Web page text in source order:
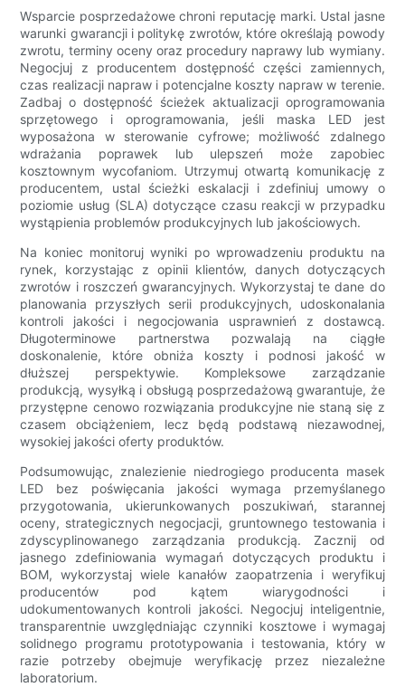
Wsparcie posprzedażowe chroni reputację marki. Ustal jasne
warunki gwarancji i politykę zwrotów, które określają powody
zwrotu, terminy oceny oraz procedury naprawy lub wymiany.
Negocjuj z producentem dostępność części zamiennych,
czas realizacji napraw i potencjalne koszty napraw w terenie.
Zadbaj o dostępność ścieżek aktualizacji oprogramowania
sprzętowego i oprogramowania, jeśli maska ​​LED jest
wyposażona w sterowanie cyfrowe; możliwość zdalnego
wdrażania poprawek lub ulepszeń może zapobiec
kosztownym wycofaniom. Utrzymuj otwartą komunikację z
producentem, ustal ścieżki eskalacji i zdefiniuj umowy o
poziomie usług (SLA) dotyczące czasu reakcji w przypadku
wystąpienia problemów produkcyjnych lub jakościowych.
Na koniec monitoruj wyniki po wprowadzeniu produktu na
rynek, korzystając z opinii klientów, danych dotyczących
zwrotów i roszczeń gwarancyjnych. Wykorzystaj te dane do
planowania przyszłych serii produkcyjnych, udoskonalania
kontroli jakości i negocjowania usprawnień z dostawcą.
Długoterminowe partnerstwa pozwalają na ciągłe
doskonalenie, które obniża koszty i podnosi jakość w
dłuższej perspektywie. Kompleksowe zarządzanie
produkcją, wysyłką i obsługą posprzedażową gwarantuje, że
przystępne cenowo rozwiązania produkcyjne nie staną się z
czasem obciążeniem, lecz będą podstawą niezawodnej,
wysokiej jakości oferty produktów.
Podsumowując, znalezienie niedrogiego producenta masek
LED bez poświęcania jakości wymaga przemyślanego
przygotowania, ukierunkowanych poszukiwań, starannej
oceny, strategicznych negocjacji, gruntownego testowania i
zdyscyplinowanego zarządzania produkcją. Zacznij od
jasnego zdefiniowania wymagań dotyczących produktu i
BOM, wykorzystaj wiele kanałów zaopatrzenia i weryfikuj
producentów pod kątem wiarygodności i
udokumentowanych kontroli jakości. Negocjuj inteligentnie,
transparentnie uwzględniając czynniki kosztowe i wymagaj
solidnego programu prototypowania i testowania, który w
razie potrzeby obejmuje weryfikację przez niezależne
laboratorium.